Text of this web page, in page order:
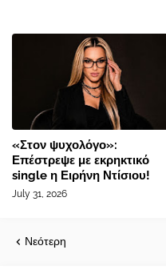
«Στον ψυχολόγο»:
Επέστρεψε με εκρηκτικό
single η Ειρήνη Ντίσιου!
July 31, 2026
Νεότερη